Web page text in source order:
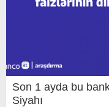
Son 1 ayda bu
Siyahı